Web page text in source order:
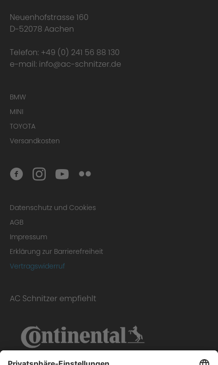
Neuenhofstrasse 160
D-52078 Aachen
Telefon: +49 (0) 241 56 88 130
e-mail: info@ac-schnitzer.de
BMW
MINI
TOYOTA
Versandkosten
Datenschutz und Cookies
AGB
Impressum
Erklärung zur Barrierefreiheit
Vertragswiderruf
AC Schnitzer empfiehlt